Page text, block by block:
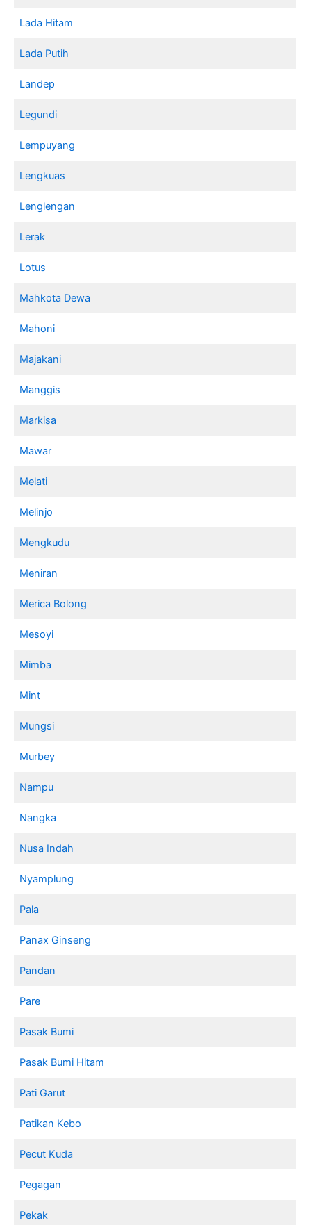
Lada Hitam
Lada Putih
Landep
Legundi
Lempuyang
Lengkuas
Lenglengan
Lerak
Lotus
Mahkota Dewa
Mahoni
Majakani
Manggis
Markisa
Mawar
Melati
Melinjo
Mengkudu
Meniran
Merica Bolong
Mesoyi
Mimba
Mint
Mungsi
Murbey
Nampu
Nangka
Nusa Indah
Nyamplung
Pala
Panax Ginseng
Pandan
Pare
Pasak Bumi
Pasak Bumi Hitam
Pati Garut
Patikan Kebo
Pecut Kuda
Pegagan
Pekak